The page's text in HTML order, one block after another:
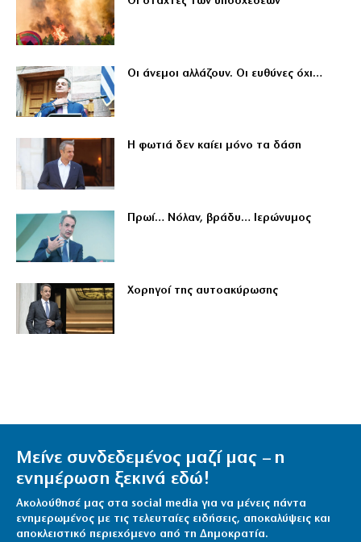
Οι άνεμοι αλλάζουν. Οι ευθύνες όχι…
Η φωτιά δεν καίει μόνο τα δάση
Πρωί… Νόλαν, βράδυ… Ιερώνυμος
Χορηγοί της αυτοακύρωσης
Μείνε συνδεδεμένος μαζί μας – η
ενημέρωση ξεκινά εδώ!
Ακολούθησέ μας στα social media για να μένεις πάντα
ενημερωμένος με τις τελευταίες ειδήσεις, αποκαλύψεις και
αποκλειστικό περιεχόμενο από τη Δημοκρατία.